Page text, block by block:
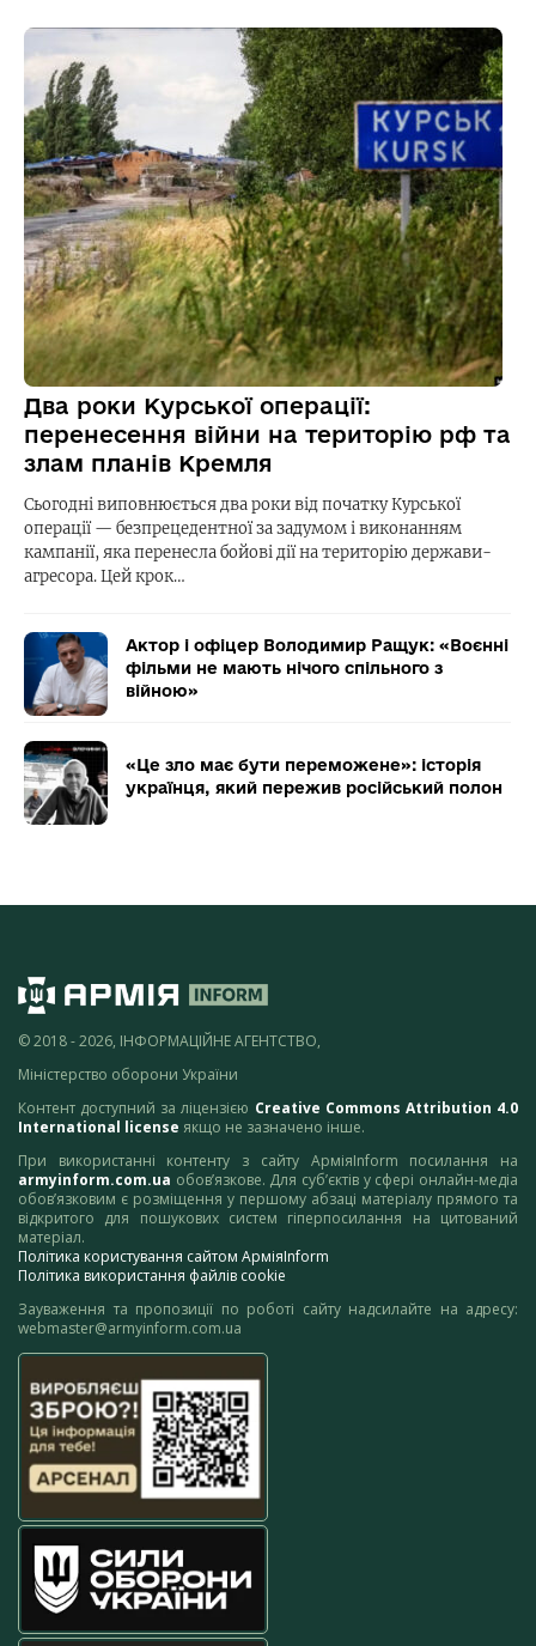
Два роки Курської операції:
перенесення війни на територію рф та
злам планів Кремля
Сьогодні виповнюється два роки від початку Курської
операції — безпрецедентної за задумом і виконанням
кампанії, яка перенесла бойові дії на територію держави-
агресора. Цей крок…
Актор і офіцер Володимир Ращук: «Воєнні
фільми не мають нічого спільного з
війною»
«Це зло має бути переможене»: історія
українця, який пережив російський полон
© 2018 - 2026, ІНФОРМАЦІЙНЕ АГЕНТСТВО,
Міністерство оборони України
Контент доступний за ліцензією Creative Commons Attribution 4.0
International license якщо не зазначено інше.
При використанні контенту з сайту АрміяInform посилання на
armyinform.com.ua обов’язкове. Для суб’єктів у сфері онлайн-медіа
обов’язковим є розміщення у першому абзаці матеріалу прямого та
відкритого для пошукових систем гіперпосилання на цитований
матеріал.
Політика користування сайтом АрміяInform
Політика використання файлів cookie
Зауваження та пропозиції по роботі сайту надсилайте на адресу:
webmaster@armyinform.com.ua